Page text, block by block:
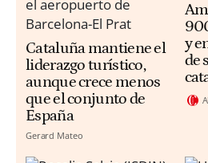
Cataluña mantiene el
liderazgo turístico,
aunque crece menos
que el conjunto de
España
Gerard Mateo
y
de